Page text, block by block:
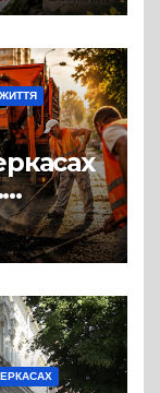
ЖИТТЯ
до